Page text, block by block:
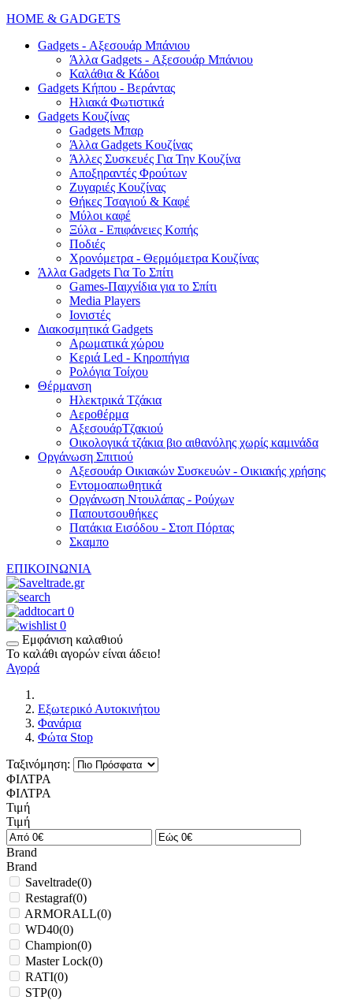
HOME & GADGETS
Gadgets - Αξεσουάρ Μπάνιου
Άλλα Gadgets - Αξεσουάρ Μπάνιου
Καλάθια & Κάδοι
Gadgets Κήπου - Βεράντας
Ηλιακά Φωτιστικά
Gadgets Κουζίνας
Gadgets Μπαρ
Άλλα Gadgets Κουζίνας
Άλλες Συσκευές Για Την Κουζίνα
Αποξηραντές Φρούτων
Ζυγαριές Κουζίνας
Θήκες Τσαγιού & Καφέ
Μύλοι καφέ
Ξύλα - Επιφάνειες Κοπής
Ποδιές
Χρονόμετρα - Θερμόμετρα Κουζίνας
Άλλα Gadgets Για Το Σπίτι
Games-Παιχνίδια για το Σπίτι
Media Players
Ιονιστές
Διακοσμητικά Gadgets
Aρωματικά χώρου
Κεριά Led - Κηροπήγια
Ρολόγια Τοίχου
Θέρμανση
Hλεκτρικά Τζάκια
Αεροθέρμα
ΑξεσουάρΤζακιού
Οικολογικά τζάκια βιο αιθανόλης χωρίς καμινάδα
Οργάνωση Σπιτιού
Αξεσουάρ Οικιακών Συσκευών - Οικιακής χρήσης
Εντομοαπωθητικά
Οργάνωση Ντουλάπας - Ρούχων
Παπουτσουθήκες
Πατάκια Εισόδου - Στοπ Πόρτας
Σκαμπο
ΕΠΙΚΟΙΝΩΝΙΑ
0
0
Εμφάνιση καλαθιού
Το καλάθι αγορών είναι άδειο!
Αγορά
Εξωτερικό Αυτοκινήτου
Φανάρια
Φώτα Stop
Ταξινόμηση:
ΦΙΛΤΡΑ
ΦΙΛΤΡΑ
Τιμή
Τιμή
Brand
Brand
Saveltrade(0)
Restagraf(0)
ARMORALL(0)
WD40(0)
Champion(0)
Master Lock(0)
RATI(0)
STP(0)